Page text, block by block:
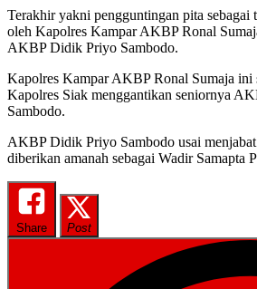
Terakhir yakni pengguntingan pita sebagai
oleh Kapolres Kampar AKBP Ronal
AKBP Didik Priyo Sambodo.
Kapolres Kampar AKBP Ronal Sumaja ini
Kapolres Siak menggantikan seniornya
Sambodo.
AKBP Didik Priyo Sambodo usai
diberikan amanah sebagai Wadir Samapta
Share Post